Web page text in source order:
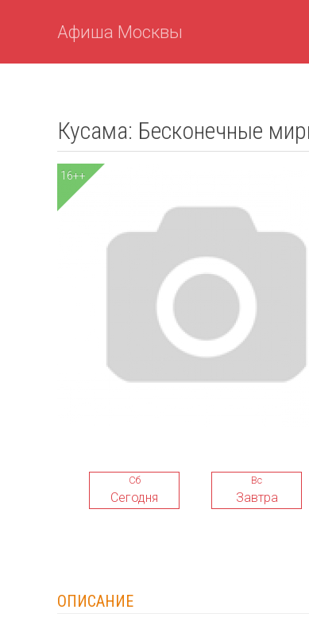
Афиша Москвы
Кусама: Бесконечные
16++
Сб
Сегодня
Вс
Завтра
ОПИСАНИЕ